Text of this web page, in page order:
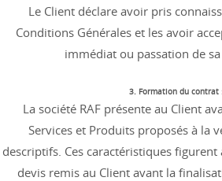
Le Client déclare avoir pris
Conditions Générales et les avoir
immédiat ou passation de
3. Formation du contrat
La société RAF présente au Client
Services et Produits proposés à la
descriptifs. Ces caractéristiques
devis remis au Client avant la